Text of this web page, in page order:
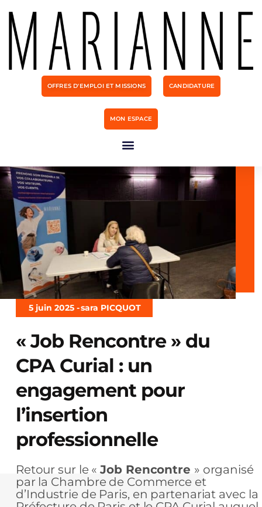
OFFRES D'EMPLOI ET MISSIONS CANDIDATURE
MON ESPACE
5 juin 2025 -sara PICQUOT
« Job Rencontre » du
CPA Curial : un
engagement pour
l’insertion
professionnelle
Retour sur le «Job Rencontre » organisé
par la Chambre de Commerce et
d’Industrie de Paris, en partenariat avec la